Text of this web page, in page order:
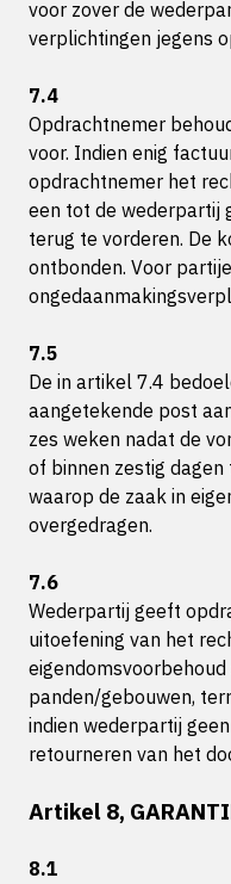
voor zover de
verplichtingen jegens
7.4
Opdrachtnemer
voor. Indien enig
opdrachtnemer het
een tot de wederpartij
terug te vorderen. De
ontbonden. Voor
7.5
De in artikel 7.4
aangetekende post
zes weken nadat de
of binnen zestig
waarop de zaak in
overgedragen.
7.6
Wederpartij geeft
uitoefening van het
panden/gebouwen,
indien wederpartij
retourneren van het
Artikel 8,
8.1